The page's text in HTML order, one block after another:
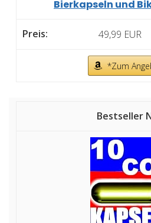
Bierkapseln und
49,99 EUR
*Zum